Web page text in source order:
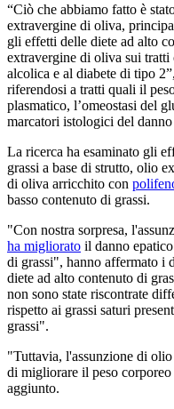
“Ciò che abbiamo fatto è
extravergine di oliva,
gli effetti delle diete ad alto
extravergine di oliva sui tratti
alcolica e al diabete di tipo
riferendosi a tratti quali il
plasmatico, l’omeostasi del
marcatori istologici del danno
La ricerca ha esaminato gli
grassi a base di strutto, olio
di oliva arricchito con
basso contenuto di grassi.
"Con nostra sorpresa,
ha migliorato il danno
di grassi", hanno affermato i
diete ad alto contenuto di
non sono state riscontrate
rispetto ai grassi saturi
grassi".
"Tuttavia, l'assunzione di
di migliorare il peso
aggiunto.